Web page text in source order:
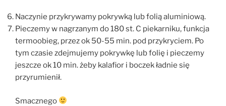
Naczynie przykrywamy pokrywką lub folią aluminiową.
Pieczemy w nagrzanym do 180 st. C piekarniku, funkcja
termoobieg, przez ok 50-55 min. pod przykryciem. Po
tym czasie zdejmujemy pokrywkę lub folię i pieczemy
jeszcze ok 10 min. żeby kalafior i boczek ładnie się
przyrumienił.
Smacznego